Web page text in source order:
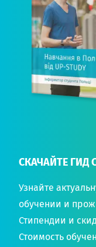
СКАЧАЙТЕ ГИД
Узнайте
обучении и
Стипендии и
Стоимость